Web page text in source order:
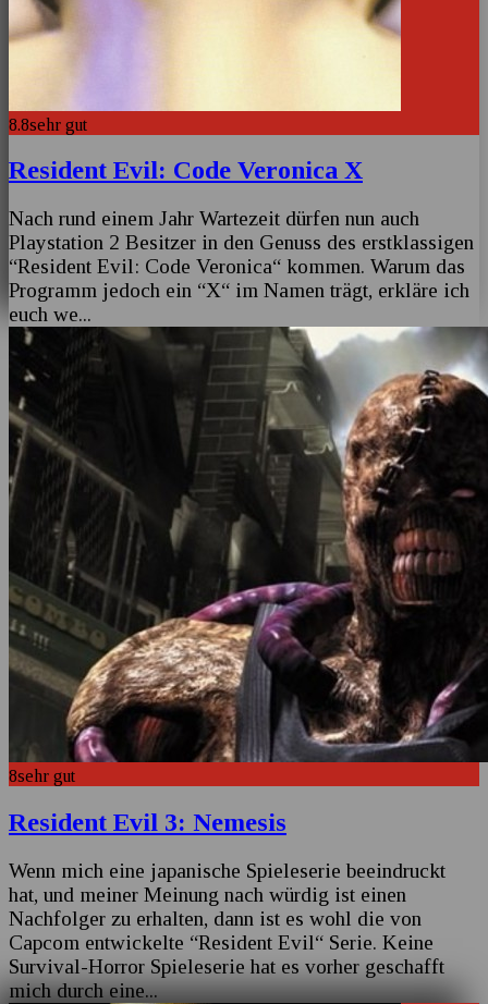
8.8sehr gut
Resident Evil: Code Veronica X
Nach rund einem Jahr Wartezeit dürfen nun auch
Playstation 2 Besitzer in den Genuss des erstklassigen
“Resident Evil: Code Veronica“ kommen. Warum das
Programm jedoch ein “X“ im Namen trägt, erkläre ich
euch we...
8sehr gut
Resident Evil 3: Nemesis
Wenn mich eine japanische Spieleserie beeindruckt
hat, und meiner Meinung nach würdig ist einen
Nachfolger zu erhalten, dann ist es wohl die von
Capcom entwickelte “Resident Evil“ Serie. Keine
Survival-Horror Spieleserie hat es vorher geschafft
mich durch eine...